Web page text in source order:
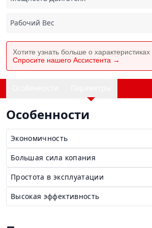
Рабочий Вес
Хотите узнать больше о
Спросите нашего Ассистента →
Особенности
Экономичность
Большая сила копания
Простота в эксплуатации
Высокая эффективность